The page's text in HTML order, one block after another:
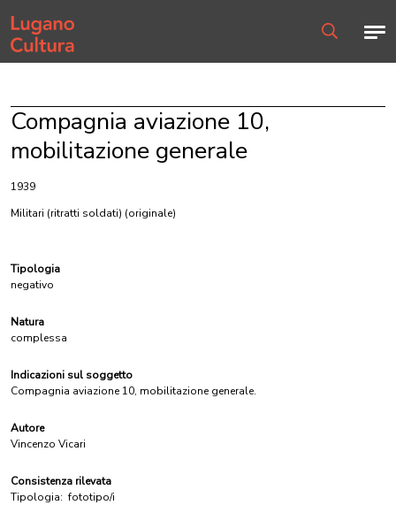
Home page
Compagnia aviazione 10,
mobilitazione generale
1939
Militari (ritratti soldati) (originale)
Tipologia
negativo
Natura
complessa
Indicazioni sul soggetto
Compagnia aviazione 10, mobilitazione generale.
Autore
Vincenzo Vicari
Consistenza rilevata
Tipologia: fototipo/i